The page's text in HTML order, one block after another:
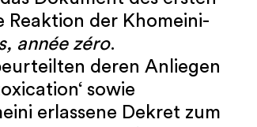
Reaktion der Khomeini-
année zéro.
deren Anliegen
sowie
erlassene Dekret zum